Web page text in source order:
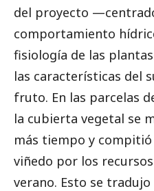
del proyecto
comportamiento
fisiología de las
las características del
fruto. En las parcelas
la cubierta vegetal se
más tiempo y
viñedo por los
verano. Esto se